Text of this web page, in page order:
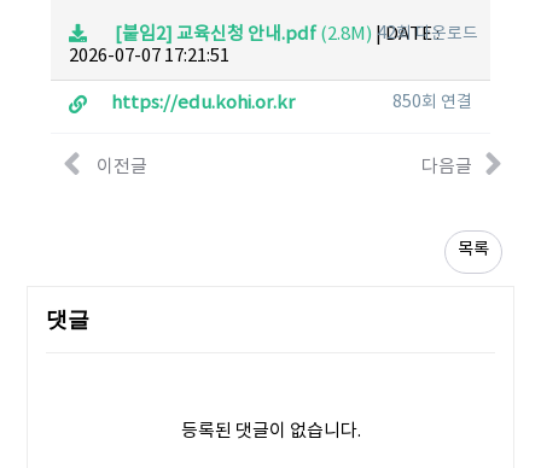
[붙임2] 교육신청 안내.pdf (2.8M) 42회 다운로드
|DATE :
2026-07-07 17:21:51
https://edu.kohi.or.kr 850회 연결
이전글 다음글
목록
댓글
등록된 댓글이 없습니다.